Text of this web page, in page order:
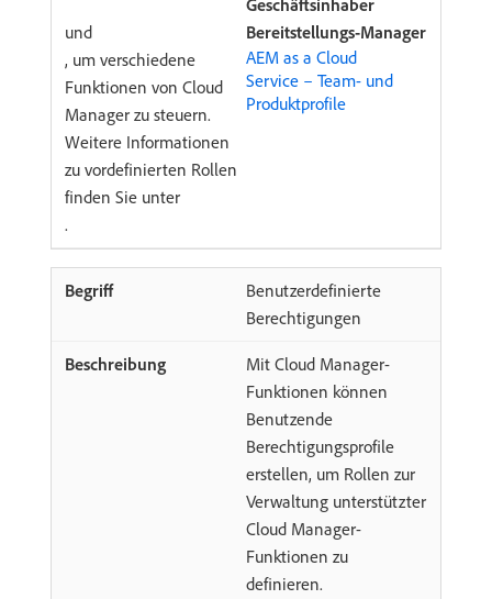
und
Bereitstellungs-Manager
, um verschiedene
Funktionen von Cloud
Manager zu steuern.
Weitere Informationen
zu vordefinierten Rollen
finden Sie unter
AEM as a Cloud
Service – Team- und
Produktprofile
.
Benutzerdefinierte
Berechtigungen
Mit Cloud Manager-
Funktionen können
Benutzende
Berechtigungsprofile
erstellen, um Rollen zur
Verwaltung unterstützter
Cloud Manager-
Funktionen zu
definieren.